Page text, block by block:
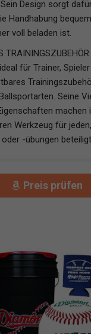
Design sorgt
Handhabung
voll beladen ist.
für Trainer,
Seine
machen
Werkzeug für
-übungen
Preis prüfen